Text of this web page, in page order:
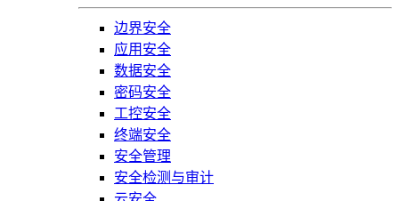
边界安全
应用安全
数据安全
密码安全
工控安全
终端安全
安全管理
安全检测与审计